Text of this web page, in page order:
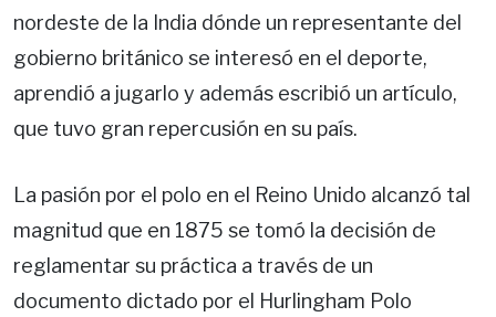
nordeste de la India dónde un representante del
gobierno británico se interesó en el deporte,
aprendió a jugarlo y además escribió un artículo,
que tuvo gran repercusión en su país.
La pasión por el polo en el Reino Unido alcanzó tal
magnitud que en 1875 se tomó la decisión de
reglamentar su práctica a través de un
documento dictado por el Hurlingham Polo